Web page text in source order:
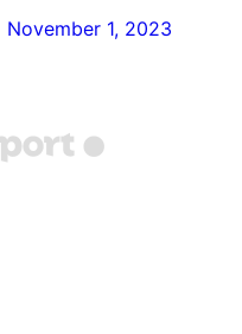
November 1, 2023